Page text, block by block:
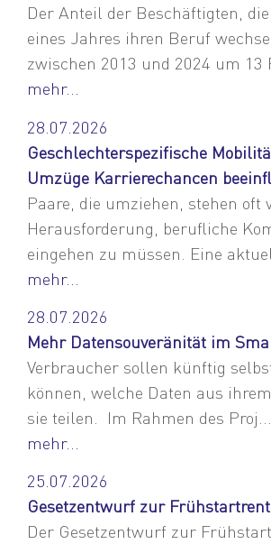
Der Anteil der Beschäftigten,
eines Jahres ihren Beruf
zwischen 2013 und 2024 um 13
mehr...
28.07.2026
Geschlechterspezifische
Umzüge Karrierechancen
Paare, die umziehen, stehen oft
Herausforderung, berufliche
eingehen zu müssen. Eine
mehr...
28.07.2026
Mehr Datensouveränität im
Verbraucher sollen künftig
können, welche Daten aus
sie teilen. Im Rahmen des Proj...
mehr...
25.07.2026
Gesetzentwurf zur
Der Gesetzentwurf zur